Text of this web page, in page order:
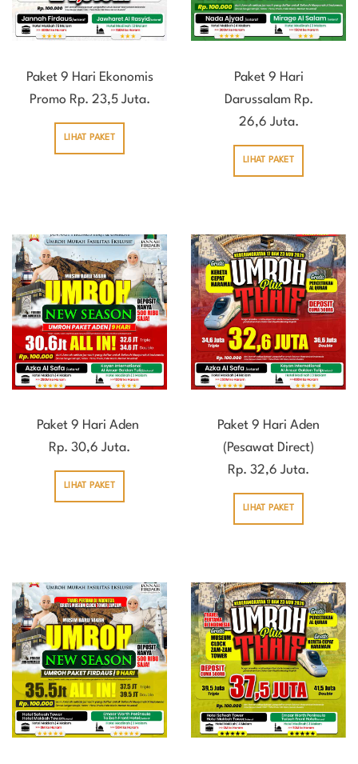
Paket 9 Hari Ekonomis
Promo Rp. 23,5 Juta.
LIHAT PAKET
Paket 9 Hari
Darussalam Rp.
26,6 Juta.
LIHAT PAKET
Paket 9 Hari Aden
Rp. 30,6 Juta.
LIHAT PAKET
Paket 9 Hari Aden
(Pesawat Direct)
Rp. 32,6 Juta.
LIHAT PAKET